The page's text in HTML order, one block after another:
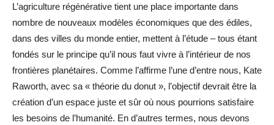
L’agriculture régénérative tient une place importante dans
nombre de nouveaux modèles économiques que des édiles,
dans des villes du monde entier, mettent à l’étude – tous étant
fondés sur le principe qu’il nous faut vivre à l’intérieur de nos
frontières planétaires. Comme l’affirme l’une d’entre nous, Kate
Raworth, avec sa « théorie du donut », l’objectif devrait être la
création d’un espace juste et sûr où nous pourrions satisfaire
les besoins de l’humanité. En d’autres termes, nous devons